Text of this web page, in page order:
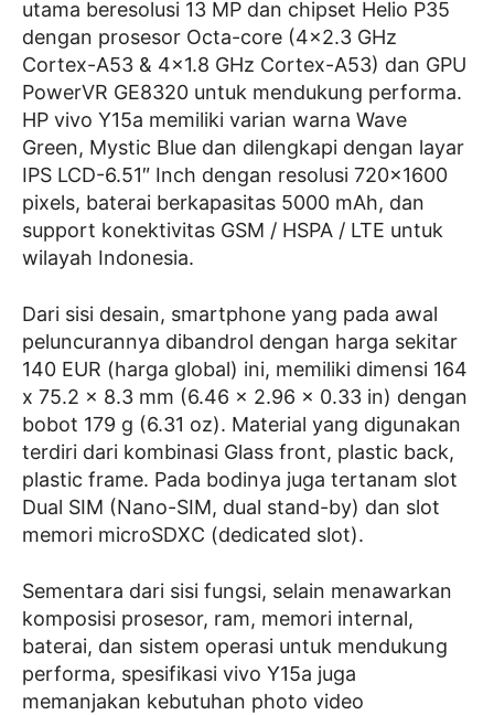
utama beresolusi 13 MP dan chipset Helio P35
dengan prosesor Octa-core (4×2.3 GHz
Cortex-A53 & 4×1.8 GHz Cortex-A53) dan GPU
PowerVR GE8320 untuk mendukung performa.
HP vivo Y15a memiliki varian warna Wave
Green, Mystic Blue dan dilengkapi dengan layar
IPS LCD-6.51″ Inch dengan resolusi 720×1600
pixels, baterai berkapasitas 5000 mAh, dan
support konektivitas GSM / HSPA / LTE untuk
wilayah Indonesia.
Dari sisi desain, smartphone yang pada awal
peluncurannya dibandrol dengan harga sekitar
140 EUR (harga global) ini, memiliki dimensi 164
x 75.2 x 8.3 mm (6.46 x 2.96 x 0.33 in) dengan
bobot 179 g (6.31 oz). Material yang digunakan
terdiri dari kombinasi Glass front, plastic back,
plastic frame. Pada bodinya juga tertanam slot
Dual SIM (Nano-SIM, dual stand-by) dan slot
memori microSDXC (dedicated slot).
Sementara dari sisi fungsi, selain menawarkan
komposisi prosesor, ram, memori internal,
baterai, dan sistem operasi untuk mendukung
performa, spesifikasi vivo Y15a juga
memanjakan kebutuhan photo video